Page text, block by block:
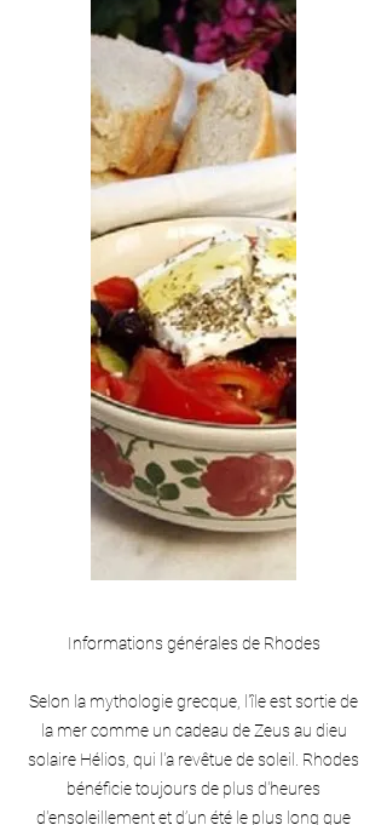
Informations générales de Rhodes
Selon la mythologie grecque, l'île est sortie de
la mer comme un cadeau de Zeus au dieu
solaire Hélios, qui l'a revêtue de soleil. Rhodes
bénéficie toujours de plus d'heures
d'ensoleillement et d’un été le plus long que